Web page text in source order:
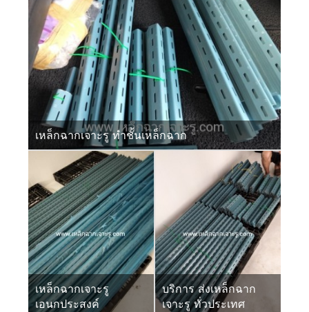
เหล็กฉากเจาะรู ทำชั้นเหล็กฉาก
เหล็กฉากเจาะรู
เอนกประสงค์
บริการ ส่งเหล็กฉาก
เจาะรู ทั่วประเทศ